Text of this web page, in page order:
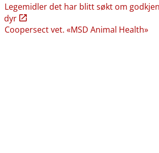
Legemidler det har blitt søkt om
dyr
Coopersect vet. «MSD Animal Health»